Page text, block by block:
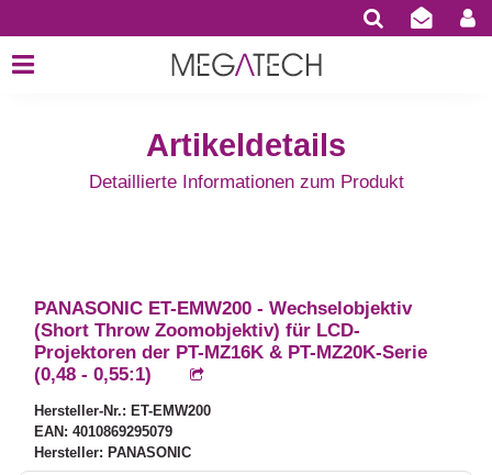
Artikeldetails
Detaillierte Informationen zum Produkt
PANASONIC ET-EMW200 - Wechselobjektiv
(Short Throw Zoomobjektiv) für LCD-
Projektoren der PT-MZ16K & PT-MZ20K-Serie
(0,48 - 0,55:1)
Hersteller-Nr.: ET-EMW200
EAN: 4010869295079
Hersteller: PANASONIC